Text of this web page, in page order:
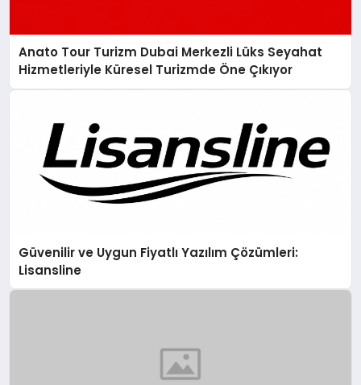
Anato Tour Turizm Dubai Merkezli Lüks Seyahat
Hizmetleriyle Küresel Turizmde Öne Çıkıyor
Güvenilir ve Uygun Fiyatlı Yazılım Çözümleri:
Lisansline